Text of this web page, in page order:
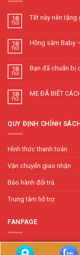
18
Th3
Tết này nên tặng
18
Th3
Hồng sâm Baby
18
Th3
Bạn đã chuẩn bị
18
Th3
MẸ ĐÃ BIẾT
QUY ĐỊNH CHÍNH
Hình thức thanh toán
Vận chuyển giao nhận
Bảo hành đổi trả
Trung tâm hỗ trợ
FANPAGE